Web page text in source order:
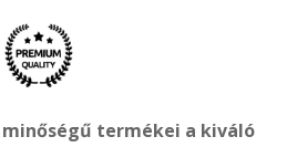
minőségű termékei a kiváló